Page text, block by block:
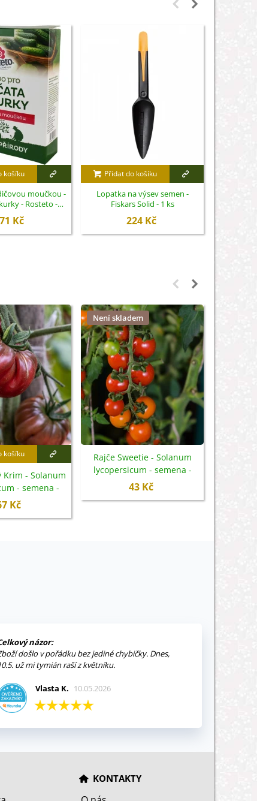
košíku
moučkou -
- Rosteto -
Kč
Přidat do košíku
Lopatka na výsev semen -
Fiskars Solid - 1 ks
224 Kč
košíku
Krim - Solanum
- semena -
7 ks
Kč
Není skladem
Rajče Sweetie - Solanum
lycopersicum - semena -
6 ks
43 Kč
názor:
došlo v pořádku bez jediné chybičky. Dnes,
už mi tymián raší z květníku.
Vlasta K. 10.05.2026
KONTAKTY